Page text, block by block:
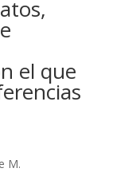
el que
M.